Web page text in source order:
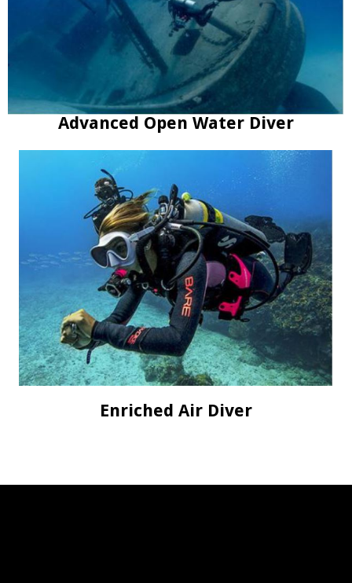
Advanced Open Water Diver
Enriched Air Diver